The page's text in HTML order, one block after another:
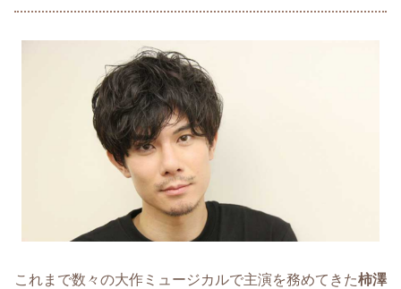
これまで数々の大作ミュージカルで主演を務めてきた柿澤